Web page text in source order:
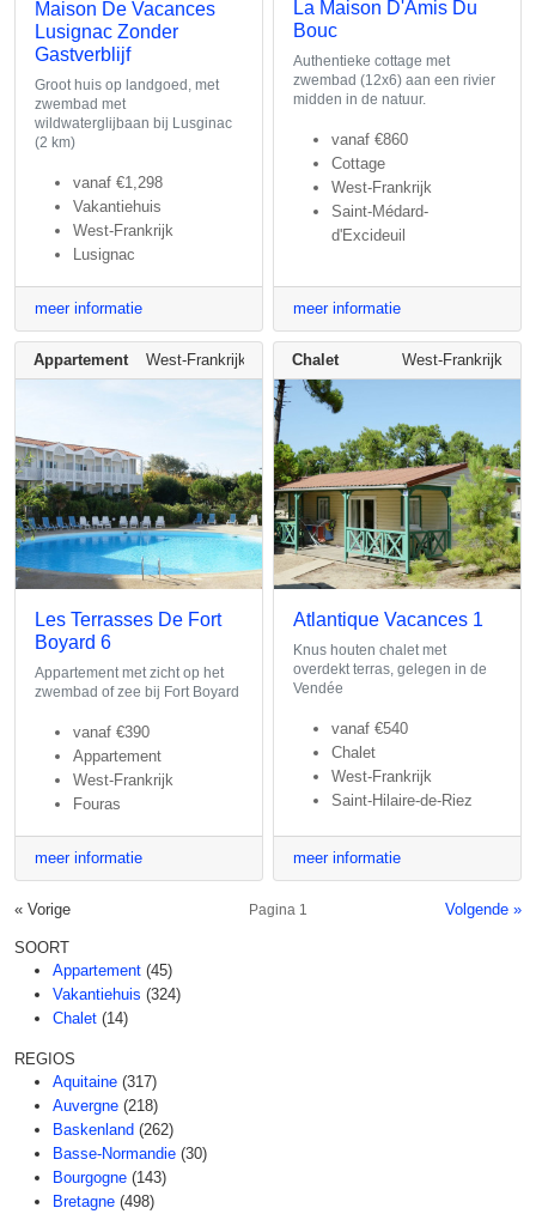
Maison De Vacances
Lusignac Zonder
Gastverblijf
Groot huis op landgoed, met
zwembad met
wildwaterglijbaan bij Lusginac
(2 km)
vanaf €1,298
Vakantiehuis
West-Frankrijk
Lusignac
meer informatie
La Maison D'Amis Du
Bouc
Authentieke cottage met
zwembad (12x6) aan een rivier
midden in de natuur.
vanaf €860
Cottage
West-Frankrijk
Saint-Médard-
d'Excideuil
meer informatie
Appartement West-Frankrijk
Les Terrasses De Fort
Boyard 6
Appartement met zicht op het
zwembad of zee bij Fort Boyard
vanaf €390
Appartement
West-Frankrijk
Fouras
meer informatie
Chalet West-Frankrijk
Atlantique Vacances 1
Knus houten chalet met
overdekt terras, gelegen in de
Vendée
vanaf €540
Chalet
West-Frankrijk
Saint-Hilaire-de-Riez
meer informatie
« Vorige Volgende »
Pagina 1
SOORT
Appartement (45)
Vakantiehuis (324)
Chalet (14)
REGIOS
Aquitaine (317)
Auvergne (218)
Baskenland (262)
Basse-Normandie (30)
Bourgogne (143)
Bretagne (498)